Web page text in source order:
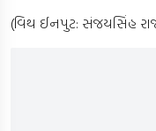
(વિથ ઈનપુટ: સંજયસિંહ